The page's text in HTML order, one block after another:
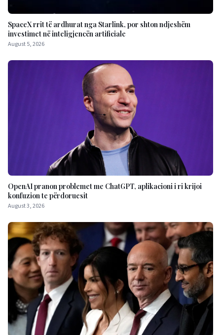
SpaceX rrit të ardhurat nga Starlink, por shton ndjeshëm
investimet në inteligjencën artificiale
August 5, 2026
OpenAI pranon problemet me ChatGPT, aplikacioni i ri krijoi
konfuzion te përdoruesit
August 3, 2026